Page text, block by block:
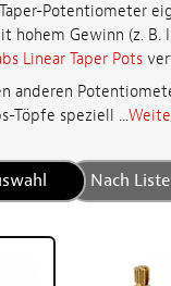
Potentiometer
hohem Gewinn (z. B.
Linear Taper Pots
anderen
Töpfe speziell ...
Nach